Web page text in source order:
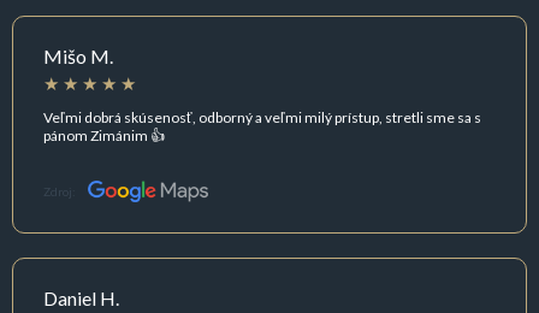
Mišo M.
Veľmi dobrá skúsenosť, odborný a veľmi milý prístup, stretli sme sa s
pánom Zimánim 👍
Zdroj:
Daniel H.